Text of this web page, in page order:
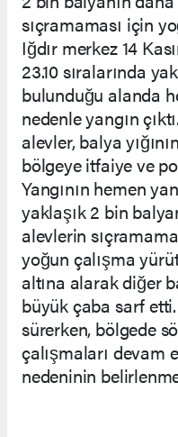
sıçramaması için
Iğdır merkez 14
23.10 sıralarında
bulunduğu alanda
nedenle yangın
alevler, balya
bölgeye itfaiye ve
Yangının hemen
yaklaşık 2 bin
alevlerin
yoğun çalışma
altına alarak diğer
büyük çaba sarf
sürerken, bölgede
çalışmaları devam
nedeninin